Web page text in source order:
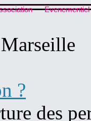
Evenementiel
?
des